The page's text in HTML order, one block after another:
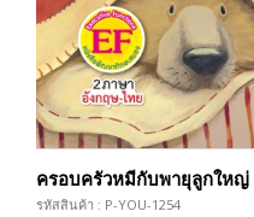
ครอบครัวหมีกับพายุลูกให
รหัสสินค้า : P-YOU-1254